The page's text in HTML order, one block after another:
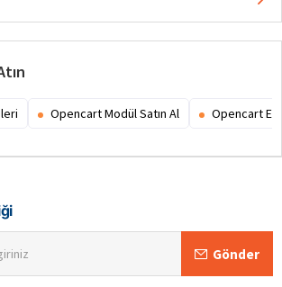
Opencart Modül Satın Al Opencart
Gönder